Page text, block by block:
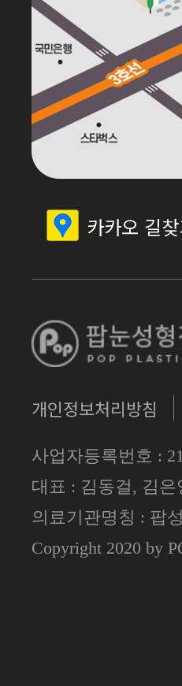
카카오 길
개인정보처리방침
사업자등록번호 :
대표 : 김동걸, 김은
의료기관명칭 : 팝
Copyright 2020 by